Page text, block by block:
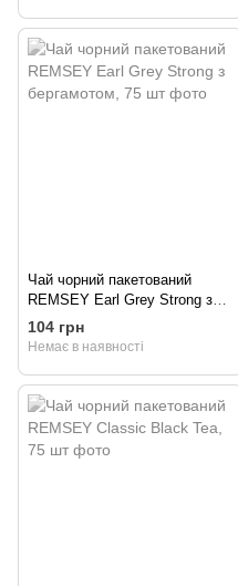
Чай чорний пакетований
REMSEY Earl Grey Strong з
бергамотом, 75 шт
104 грн
Немає в наявності